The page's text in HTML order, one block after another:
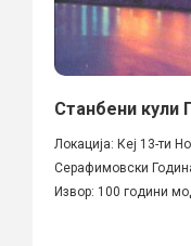
Станбени кули
Локација: Кеј 13-ти
Серафимовски
Извор: 100 години